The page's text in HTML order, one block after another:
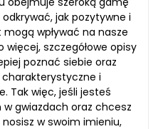
jak pozytywne i
wpływać na nasze
więcej, szczegółowe opisy
poznać siebie oraz
i
Tak więc, jeśli jesteś
gwiazdach oraz chcesz
w swoim imieniu,